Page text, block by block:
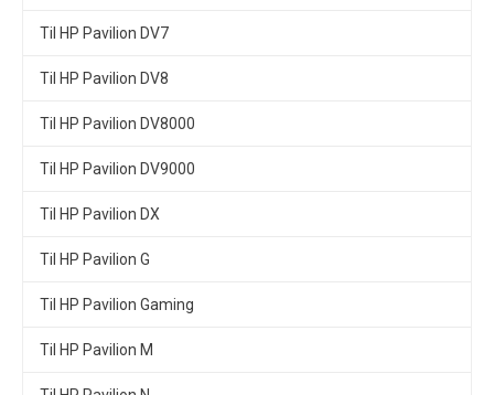
Til HP Pavilion DV7
Til HP Pavilion DV8
Til HP Pavilion DV8000
Til HP Pavilion DV9000
Til HP Pavilion DX
Til HP Pavilion G
Til HP Pavilion Gaming
Til HP Pavilion M